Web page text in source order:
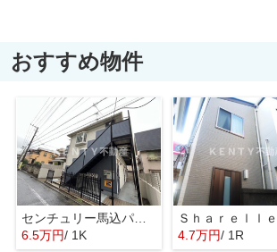
おすすめ物件
センチュリー馬込パートⅢ
6.5万円/ 1K
4.7万円/ 1R